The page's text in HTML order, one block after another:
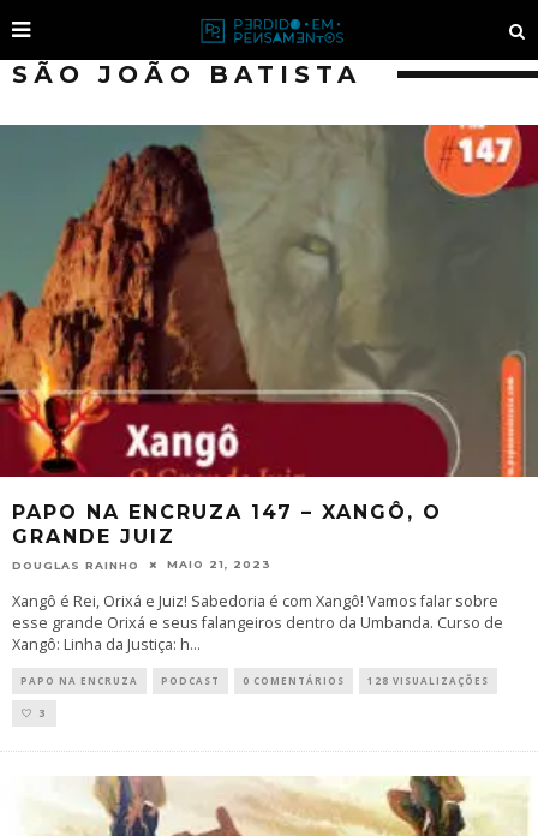
SÃO JOÃO BATISTA
PAPO NA ENCRUZA 147 – XANGÔ, O
GRANDE JUIZ
DOUGLAS RAINHO MAIO 21, 2023
Xangô é Rei, Orixá e Juiz! Sabedoria é com Xangô! Vamos falar sobre
esse grande Orixá e seus falangeiros dentro da Umbanda. Curso de
Xangô: Linha da Justiça: h...
PAPO NA ENCRUZA PODCAST 0 COMENTÁRIOS 128 VISUALIZAÇÕES
3